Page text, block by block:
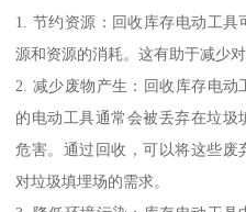
1. 节约资源：回收库存电动工
源和资源的消耗。这有助于减少
2. 减少废物产生：回收库存电
的电动工具通常会被丢弃在垃
危害。通过回收，可以将这些
对垃圾填埋场的需求。